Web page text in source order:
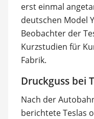
erst einmal
deutschen Model
Beobachter der
Kurzstudien für
Fabrik.
Druckguss bei
Nach der
berichtete Teslas